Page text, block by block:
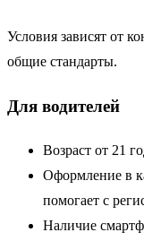
Условия зависят от
общие стандарты.
Для водителей
Возраст от 21
Оформление в
помогает с
Наличие